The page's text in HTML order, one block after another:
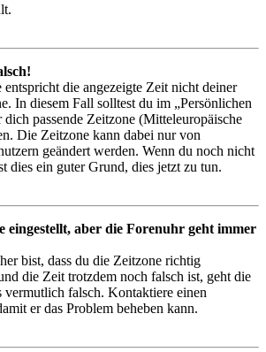
die angezeigte Zeit nicht deiner
In diesem Fall solltest du im „Persönlichen
passende Zeitzone (Mitteleuropäische
Die Zeitzone kann dabei nur von
geändert werden. Wenn du noch nicht
dies ein guter Grund, dies jetzt zu tun.
eingestellt, aber die Forenuhr geht immer
bist, dass du die Zeitzone richtig
die Zeit trotzdem noch falsch ist, geht die
vermutlich falsch. Kontaktiere einen
er das Problem beheben kann.